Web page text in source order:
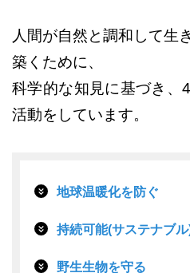
人間が自然と調和して生
築くために、
科学的な知見に基づき、
活動をしています。
地球温暖化を防ぐ
持続可能(サステナブ
野生生物を守る